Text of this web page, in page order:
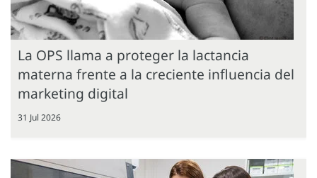
La OPS llama a proteger la lactancia
materna frente a la creciente influencia del
marketing digital
31 Jul 2026